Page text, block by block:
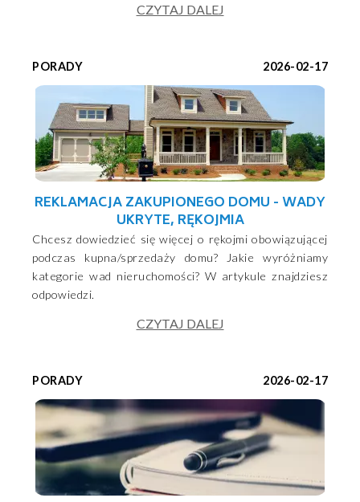
CZYTAJ DALEJ
PORADY 2026-02-17
REKLAMACJA ZAKUPIONEGO DOMU - WADY
UKRYTE, RĘKOJMIA
Chcesz dowiedzieć się więcej o rękojmi obowiązującej
podczas kupna/sprzedaży domu? Jakie wyróżniamy
kategorie wad nieruchomości? W artykule znajdziesz
odpowiedzi.
CZYTAJ DALEJ
PORADY 2026-02-17